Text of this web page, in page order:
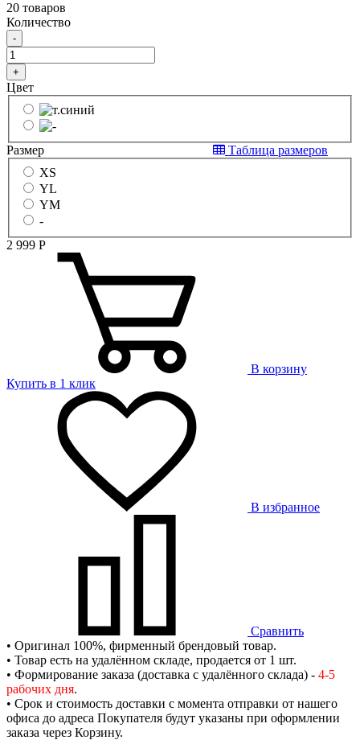
20 товаров
Количество
-
+
Цвет
Размер
Таблица размеров
XS
YL
YM
-
2 999 Р
В корзину
Купить в 1 клик
В избранное
Сравнить
• Оригинал 100%, фирменный брендовый товар.
• Товар есть на удалённом складе, продается от 1 шт.
• Формирование заказа (доставка с удалённого склада) - 4-5
рабочих дня.
• Срок и стоимость доставки с момента отправки от нашего
офиса до адреса Покупателя будут указаны при оформлении
заказа через Корзину.